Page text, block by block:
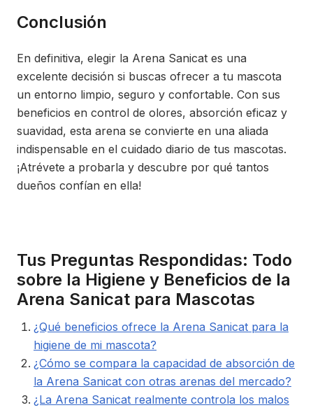
Conclusión
En definitiva, elegir la Arena Sanicat es una
excelente decisión si buscas ofrecer a tu mascota
un entorno limpio, seguro y confortable. Con sus
beneficios en control de olores, absorción eficaz y
suavidad, esta arena se convierte en una aliada
indispensable en el cuidado diario de tus mascotas.
¡Atrévete a probarla y descubre por qué tantos
dueños confían en ella!
Tus Preguntas Respondidas: Todo
sobre la Higiene y Beneficios de la
Arena Sanicat para Mascotas
¿Qué beneficios ofrece la Arena Sanicat para la
higiene de mi mascota?
¿Cómo se compara la capacidad de absorción de
la Arena Sanicat con otras arenas del mercado?
¿La Arena Sanicat realmente controla los malos